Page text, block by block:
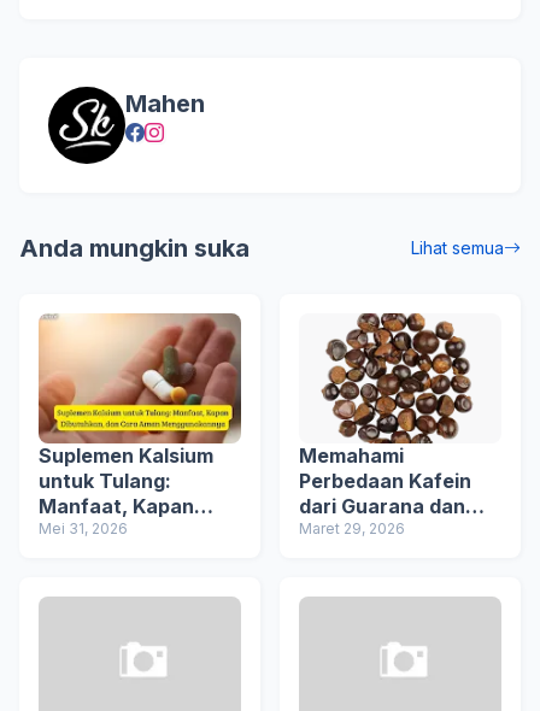
Mahen
Anda mungkin suka Lihat semua
Suplemen Kalsium
untuk Tulang:
Manfaat, Kapan
Dibutuhkan, dan
Mei 31, 2026
Memahami
Perbedaan Kafein
dari Guarana dan
Kopi Secara Lebih
Maret 29, 2026